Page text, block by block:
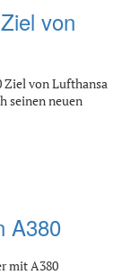
von
Ziel von Lufthansa
seinen neuen
A380
mit A380